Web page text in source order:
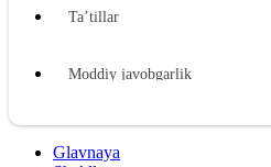
Ta’tillar
Moddiy javobgarlik
Xodimning moddiy javobgarligi
Glavnaya